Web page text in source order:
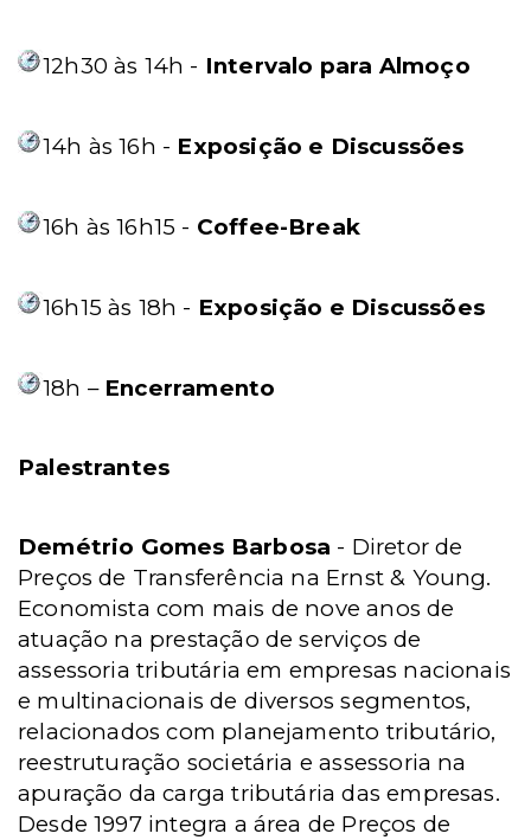
12h30 às 14h - Intervalo para Almoço
14h às 16h - Exposição e Discussões
16h às 16h15 - Coffee-Break
16h15 às 18h - Exposição e Discussões
18h – Encerramento
Palestrantes
Demétrio Gomes Barbosa - Diretor de
Preços de Transferência na Ernst & Young.
Economista com mais de nove anos de
atuação na prestação de serviços de
assessoria tributária em empresas nacionais
e multinacionais de diversos segmentos,
relacionados com planejamento tributário,
reestruturação societária e assessoria na
apuração da carga tributária das empresas.
Desde 1997 integra a área de Preços de